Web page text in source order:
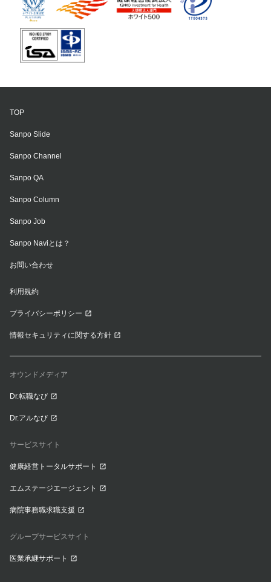
TOP
Sanpo Slide
Sanpo Channel
Sanpo QA
Sanpo Column
Sanpo Job
Sanpo Naviとは？
お問い合わせ
利用規約
プライバシーポリシー
情報セキュリティに関する方針
オウンドメディア
Dr.転職なび
Dr.アルなび
サービスサイト
健康経営トータルサポート
エムステージエージェント
病院事務職求職支援
グループサービスサイト
医業承継サポート